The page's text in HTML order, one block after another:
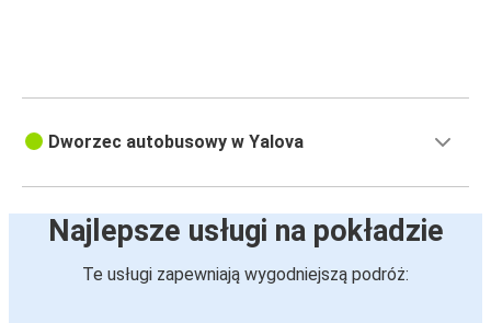
Dworzec autobusowy w Yalova
Najlepsze usługi na pokładzie
Te usługi zapewniają wygodniejszą podróż: